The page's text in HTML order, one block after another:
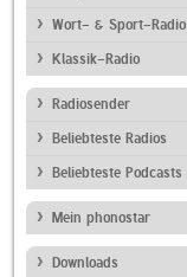
Wort- & Sport-Radio
Klassik-Radio
Radiosender
Beliebteste Radios
Beliebteste Podcasts
Mein phonostar
Downloads